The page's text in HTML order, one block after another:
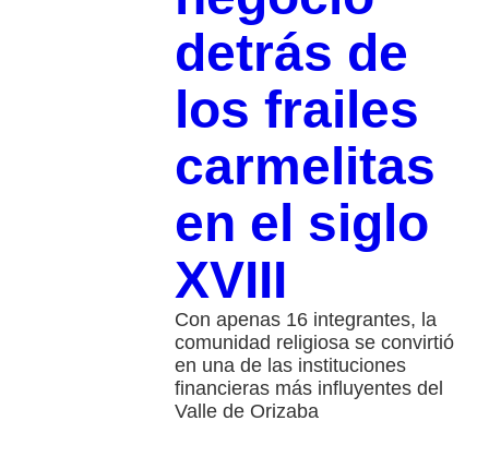
detrás de
los frailes
carmelitas
en el siglo
XVIII
Con apenas 16 integrantes, la
comunidad religiosa se convirtió
en una de las instituciones
financieras más influyentes del
Valle de Orizaba